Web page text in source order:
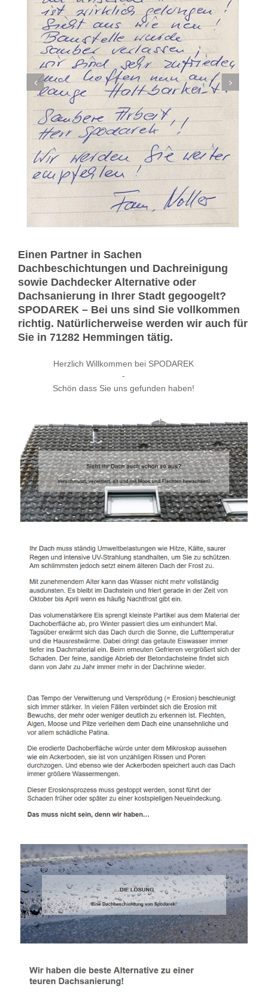
Einen Partner in Sachen
Dachbeschichtungen und Dachreinigung
sowie Dachdecker Alternative oder
Dachsanierung in Ihrer Stadt gegoogelt?
SPODAREK – Bei uns sind Sie vollkommen
richtig. Natürlicherweise werden wir auch für
Sie in 71282 Hemmingen tätig.
Herzlich Willkommen bei SPODAREK
-
Schön dass Sie uns gefunden haben!